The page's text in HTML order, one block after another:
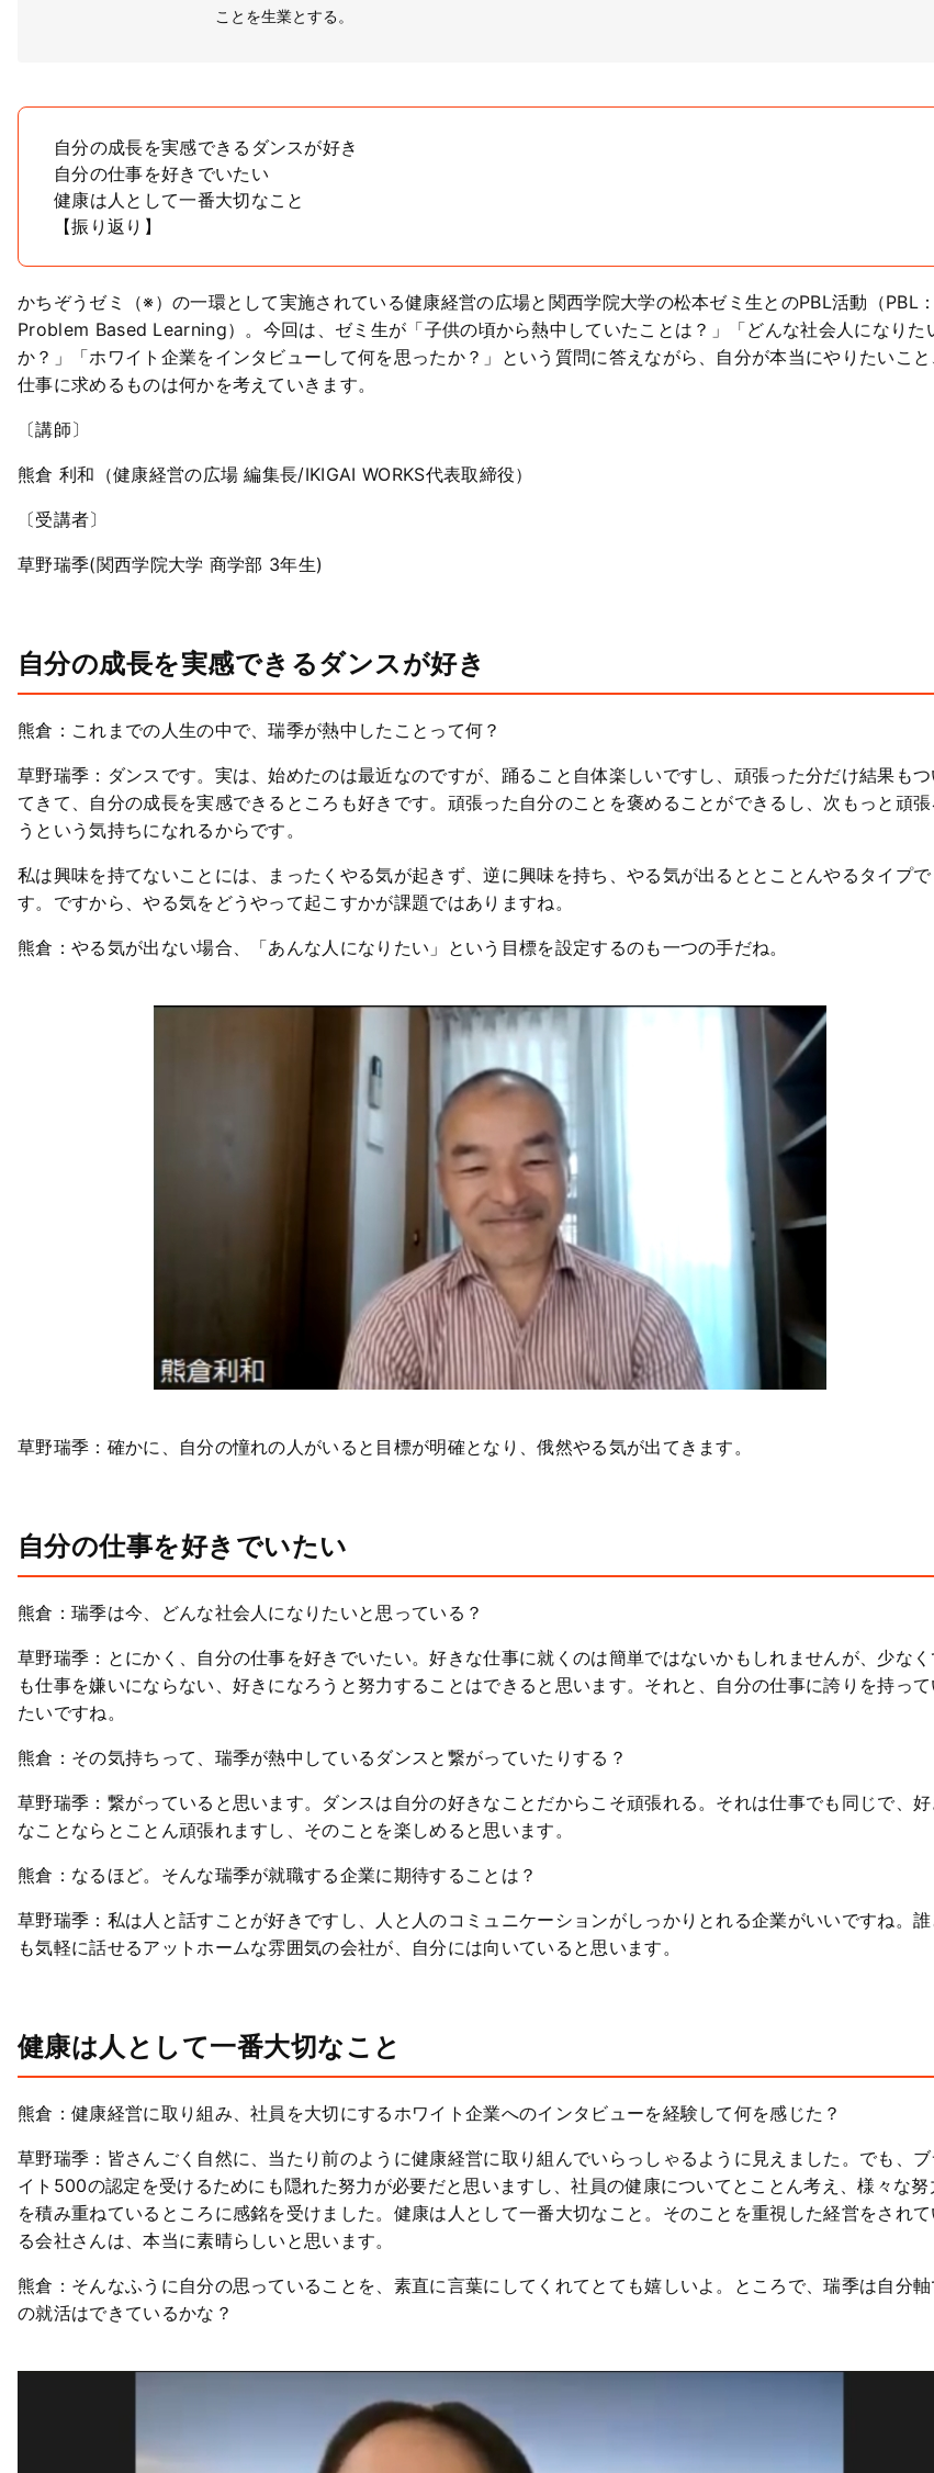
ことを生業とする。
自分の成長を実感できるダンスが好き
自分の仕事を好きでいたい
健康は人として一番大切なこと
【振り返り】
かちぞうゼミ（※）の一環として実施されている健康経営の広場と関西学院大学の松本ゼミ生とのPBL活動（PBL：
Problem Based Learning）。今回は、ゼミ生が「子供の頃から熱中していたことは？」「どんな社会人になりた
か？」「ホワイト企業をインタビューして何を思ったか？」という質問に答えながら、自分が本当にやりたいこと
仕事に求めるものは何かを考えていきます。
〔講師〕
熊倉 利和（健康経営の広場 編集長/IKIGAI WORKS代表取締役）
〔受講者〕
草野瑞季(関西学院大学 商学部 3年生)
自分の成長を実感できるダンスが好き
熊倉：これまでの人生の中で、瑞季が熱中したことって何？
草野瑞季：ダンスです。実は、始めたのは最近なのですが、踊ること自体楽しいですし、頑張った分だけ結果もつ
てきて、自分の成長を実感できるところも好きです。頑張った自分のことを褒めることができるし、次もっと頑張
うという気持ちになれるからです。
私は興味を持てないことには、まったくやる気が起きず、逆に興味を持ち、やる気が出るととことんやるタイプで
す。ですから、やる気をどうやって起こすかが課題ではありますね。
熊倉：やる気が出ない場合、「あんな人になりたい」という目標を設定するのも一つの手だね。
草野瑞季：確かに、自分の憧れの人がいると目標が明確となり、俄然やる気が出てきます。
自分の仕事を好きでいたい
熊倉：瑞季は今、どんな社会人になりたいと思っている？
草野瑞季：とにかく、自分の仕事を好きでいたい。好きな仕事に就くのは簡単ではないかもしれませんが、少なく
も仕事を嫌いにならない、好きになろうと努力することはできると思います。それと、自分の仕事に誇りを持って
たいですね。
熊倉：その気持ちって、瑞季が熱中しているダンスと繋がっていたりする？
草野瑞季：繋がっていると思います。ダンスは自分の好きなことだからこそ頑張れる。それは仕事でも同じで、好
なことならとことん頑張れますし、そのことを楽しめると思います。
熊倉：なるほど。そんな瑞季が就職する企業に期待することは？
草野瑞季：私は人と話すことが好きですし、人と人のコミュニケーションがしっかりとれる企業がいいですね。誰
も気軽に話せるアットホームな雰囲気の会社が、自分には向いていると思います。
健康は人として一番大切なこと
熊倉：健康経営に取り組み、社員を大切にするホワイト企業へのインタビューを経験して何を感じた？
草野瑞季：皆さんごく自然に、当たり前のように健康経営に取り組んでいらっしゃるように見えました。でも、ブ
イト500の認定を受けるためにも隠れた努力が必要だと思いますし、社員の健康についてとことん考え、様々な努
を積み重ねているところに感銘を受けました。健康は人として一番大切なこと。そのことを重視した経営をされて
る会社さんは、本当に素晴らしいと思います。
熊倉：そんなふうに自分の思っていることを、素直に言葉にしてくれてとても嬉しいよ。ところで、瑞季は自分
の就活はできているかな？